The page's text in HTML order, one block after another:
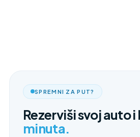
SPREMNI ZA PUT?
Rezerviši svoj auto i
minuta.